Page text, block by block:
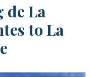
de La
to La